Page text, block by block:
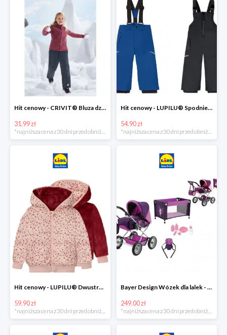
Hit cenowy - CRIVIT® Bluza dziewczęca z polaru
31.99 zł
Hit cenowy - LUPILU® Spodnie narciarskie chłopięce
54.90 zł
Hit cenowy - LUPILU® Dwustronna kurtka pikowana dziewczęca
59.90 zł
*najniższa cena z 30 dni przed obniżką
Bayer Design Wózek dla lalek - megazestaw
249.00 zł
*najniższa cena z 30 dni przed obniżką